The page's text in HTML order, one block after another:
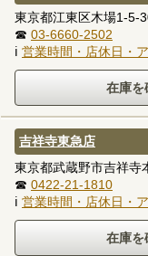
東京都江東区木場1-5-
☎ 03-6660-2502
ℹ 営業時間・店休日・
吉祥寺東急店
東京都武蔵野市吉祥寺
☎ 0422-21-1810
ℹ 営業時間・店休日・